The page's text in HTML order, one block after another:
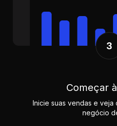
Começar
Inicie suas vendas e veja
negócio